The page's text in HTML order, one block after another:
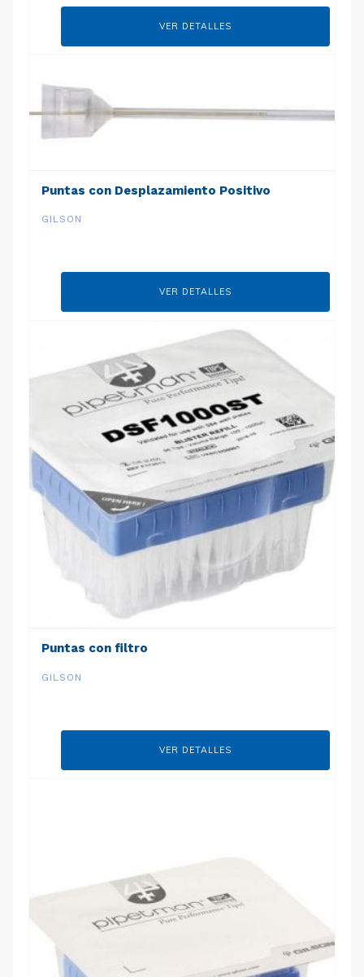
VER DETALLES
Puntas con Desplazamiento Positivo
GILSON
VER DETALLES
Puntas con filtro
GILSON
VER DETALLES